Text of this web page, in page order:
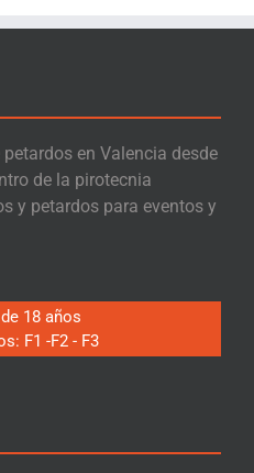
en Valencia desde
de la pirotecnia
y petardos para eventos y
18 años
F1 -F2 - F3